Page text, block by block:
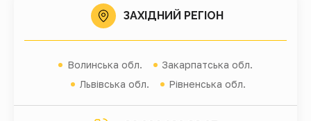
ЗАХІДНИЙ РЕГІОН
Волинська обл.
Закарпатська обл.
Львівська обл.
Рівненська обл.